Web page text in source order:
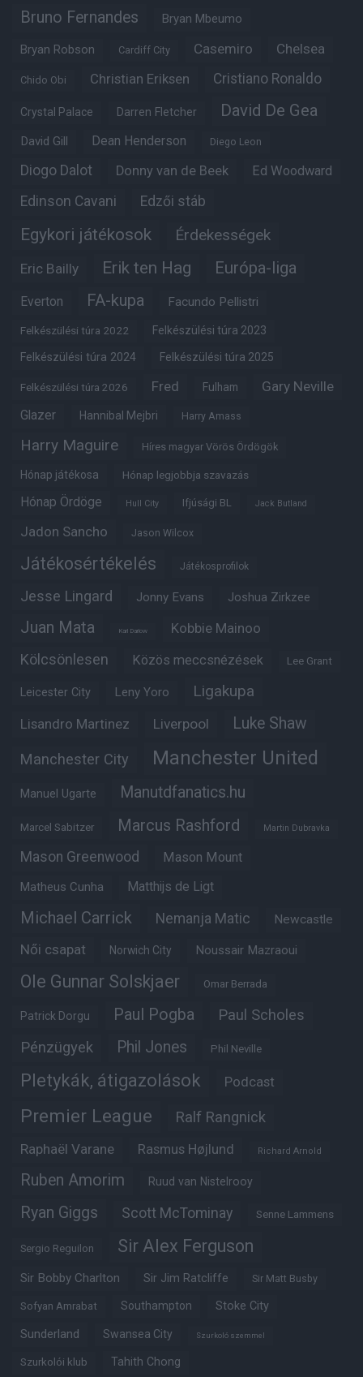
Bruno Fernandes Bryan Mbeumo
Bryan Robson Cardiff City Casemiro Chelsea
Chido Obi Christian Eriksen Cristiano Ronaldo
Crystal Palace Darren Fletcher David De Gea
David Gill Dean Henderson Diego Leon
Diogo Dalot Donny van de Beek Ed Woodward
Edinson Cavani Edzői stáb
Egykori játékosok Érdekességek
Eric Bailly Erik ten Hag Európa-liga
Everton FA-kupa Facundo Pellistri
Felkészülési túra 2022 Felkészülési túra 2023
Felkészülési túra 2024 Felkészülési túra 2025
Felkészülési túra 2026 Fred Fulham Gary Neville
Glazer Hannibal Mejbri Harry Amass
Harry Maguire Híres magyar Vörös Ördögök
Hónap játékosa Hónap legjobbja szavazás
Hónap Ördöge Hull City Ifjúsági BL Jack Butland
Jadon Sancho Jason Wilcox
Játékosértékelés Játékosprofilok
Jesse Lingard Jonny Evans Joshua Zirkzee
Juan Mata Karl Darlow Kobbie Mainoo
Kölcsönlesen Közös meccsnézések Lee Grant
Leicester City Leny Yoro Ligakupa
Lisandro Martinez Liverpool Luke Shaw
Manchester City Manchester United
Manuel Ugarte Manutdfanatics.hu
Marcel Sabitzer Marcus Rashford Martin Dubravka
Mason Greenwood Mason Mount
Matheus Cunha Matthijs de Ligt
Michael Carrick Nemanja Matic Newcastle
Női csapat Norwich City Noussair Mazraoui
Ole Gunnar Solskjaer Omar Berrada
Patrick Dorgu Paul Pogba Paul Scholes
Pénzügyek Phil Jones Phil Neville
Pletykák, átigazolások Podcast
Premier League Ralf Rangnick
Raphaël Varane Rasmus Højlund Richard Arnold
Ruben Amorim Ruud van Nistelrooy
Ryan Giggs Scott McTominay Senne Lammens
Sergio Reguilon Sir Alex Ferguson
Sir Bobby Charlton Sir Jim Ratcliffe Sir Matt Busby
Sofyan Amrabat Southampton Stoke City
Sunderland Swansea City Szurkoló szemmel
Szurkolói klub Tahith Chong